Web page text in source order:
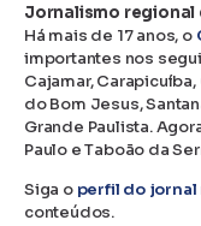
Jornalismo regional
Há mais de 17 anos, o
importantes nos
Cajamar,
do Bom Jesus,
Grande Paulista.
Paulo e Taboão da
Siga o perfil do jornal
conteúdos.